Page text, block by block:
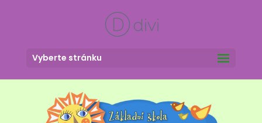
Vyberte stránku